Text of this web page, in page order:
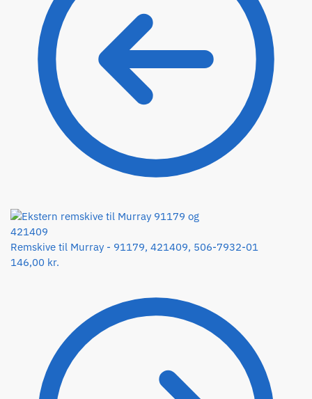
Remskive til Murray - 91179, 421409, 506-7932-01
146,00 kr.